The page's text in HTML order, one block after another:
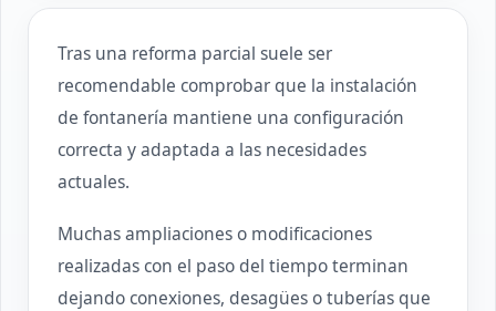
Tras una reforma parcial suele ser
recomendable comprobar que la instalación
de fontanería mantiene una configuración
correcta y adaptada a las necesidades
actuales.
Muchas ampliaciones o modificaciones
realizadas con el paso del tiempo terminan
dejando conexiones, desagües o tuberías que